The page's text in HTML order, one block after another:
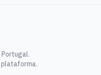
plataforma.